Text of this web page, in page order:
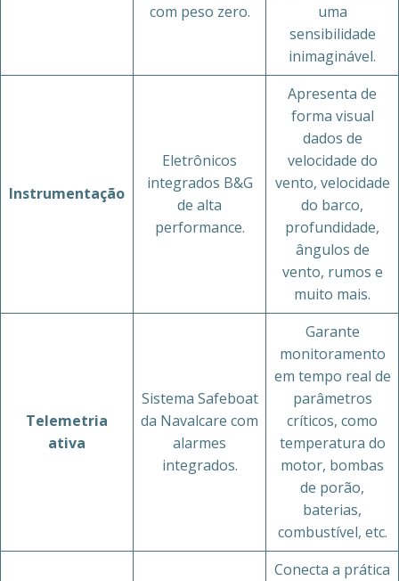
com peso zero.
uma
sensibilidade
inimaginável.
Instrumentação
Eletrônicos
integrados B&G
de alta
performance.
Apresenta de
forma visual
dados de
velocidade do
vento, velocidade
do barco,
profundidade,
ângulos de
vento, rumos e
muito mais.
Telemetria
ativa
Sistema Safeboat
da Navalcare com
alarmes
integrados.
Garante
monitoramento
em tempo real de
parâmetros
críticos, como
temperatura do
motor, bombas
de porão,
baterias,
combustível, etc.
Conecta a prática